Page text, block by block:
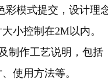
模式提交，设计理
小控制在2M以内。
作工艺说明，包括
使用方法等。